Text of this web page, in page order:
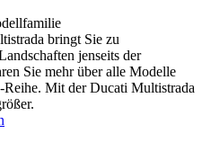
bringt Sie zu
jenseits der
Sie mehr über alle Modelle
Reihe. Mit der Ducati Multistrada